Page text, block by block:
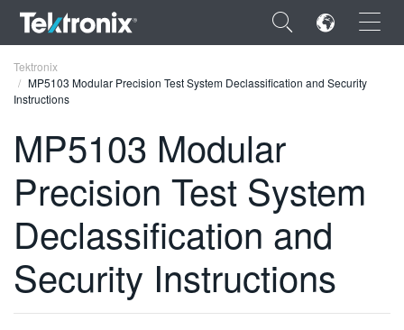
×
FRANÇAIS
DEUTSCH
VIỆT NAM
简体中文
Tektronix
MP5103 Modular Precision Test System Declassification and Security
Instructions
MP5103 Modular
Precision Test System
Declassification and
Security Instructions